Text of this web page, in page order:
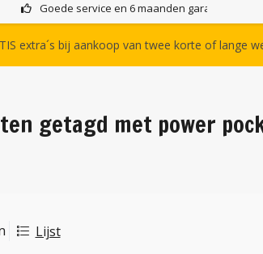
Goede service en 6 maanden garantie
extra´s bij aankoop van twee korte of lange
getagd met power
Lijst